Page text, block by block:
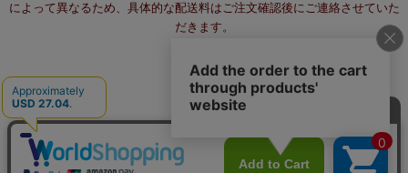
によって異なるため、具体的な配送料はご注文確認後にご連絡させていた
だきます。